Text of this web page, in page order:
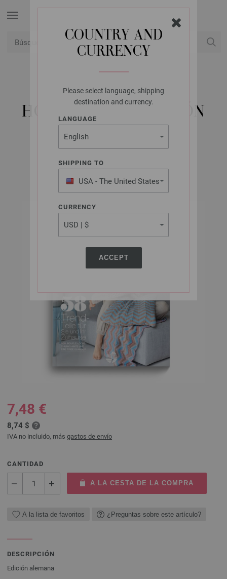
COUNTRY AND
CURRENCY
Please select language, shipping
destination and currency.
LANGUAGE
SHIPPING TO
USA - The United States
of America
CURRENCY
ACCEPT
LANA GROSSA
HOME NO. 78 - EDICIÓN
ALEMANA
All Seasons 2025
7,48 €
8,74 $
IVA no incluido, más gastos de envío
CANTIDAD
A LA CESTA DE LA COMPRA
A la lista de favoritos ¿Preguntas sobre este artículo?
DESCRIPCIÓN
Edición alemana